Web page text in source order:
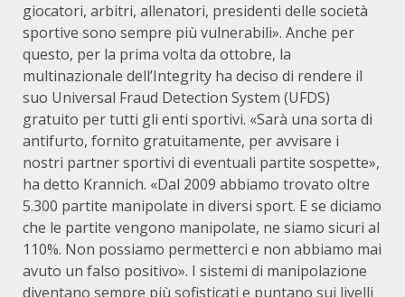
giocatori, arbitri, allenatori, presidenti delle società
sportive sono sempre più vulnerabili». Anche per
questo, per la prima volta da ottobre, la
multinazionale dell’Integrity ha deciso di rendere il
suo Universal Fraud Detection System (UFDS)
gratuito per tutti gli enti sportivi. «Sarà una sorta di
antifurto, fornito gratuitamente, per avvisare i
nostri partner sportivi di eventuali partite sospette»,
ha detto Krannich. «Dal 2009 abbiamo trovato oltre
5.300 partite manipolate in diversi sport. E se diciamo
che le partite vengono manipolate, ne siamo sicuri al
110%. Non possiamo permetterci e non abbiamo mai
avuto un falso positivo». I sistemi di manipolazione
diventano sempre più sofisticati e puntano sui livelli